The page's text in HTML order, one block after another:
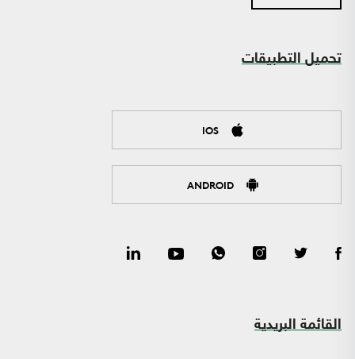
تحميل التطبيقات
IOS
ANDROID
القائمة البريدية